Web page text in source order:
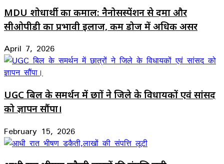
MDU शोधार्थी का कमाल: नैनोसस्पेंशन से दमा और
सीओपीडी का प्रभावी इलाज, कम डोज में अधिक असर
April 7, 2026
UGC बिल के समर्थन में छात्रों ने जिले के विधायकों एवं सांसद
को ज्ञापन सौंपा।
February 15, 2026